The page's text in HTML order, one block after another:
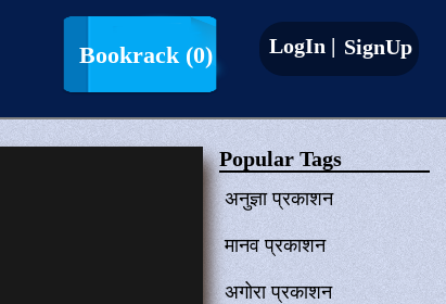
Bookrack (0) LogIn | SignUp
Popular Tags
अनुज्ञा प्रकाशन
मानव प्रकाशन
अगोरा प्रकाशन